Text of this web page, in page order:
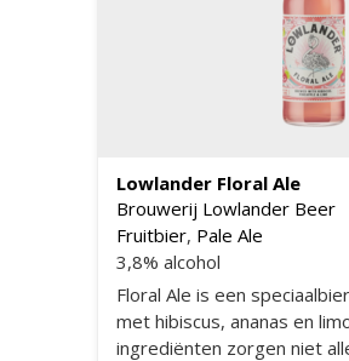
Lowlander Floral Ale
Brouwerij Lowlander Beer
Fruitbier, Pale Ale
3,8% alcohol
Floral Ale is een
met hibiscus, ananas en
ingrediënten zorgen niet